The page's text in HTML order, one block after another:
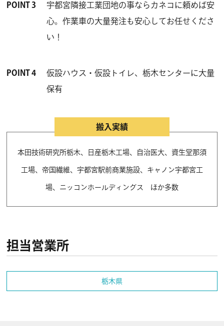
POINT 3
宇都宮隣接工業団地の事ならカネコに頼めば安
心。作業車の大量発注も安心してお任せくださ
い！
POINT 4
仮設ハウス・仮設トイレ、栃木センターに大量
保有
搬入実績
本田技術研究所栃木、日産栃木工場、自治医大、資生堂那須
工場、帝国繊維、宇都宮駅前商業施設、キャノン宇都宮工
場、ニッコンホールディングス ほか多数
担当営業所
栃木県